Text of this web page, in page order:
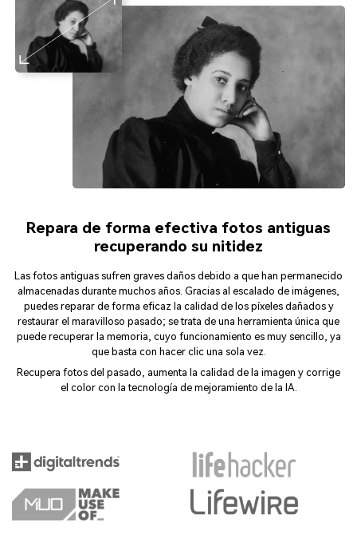
Repara de forma efectiva fotos antiguas
recuperando su nitidez
Las fotos antiguas sufren graves daños debido a que han permanecido
almacenadas durante muchos años. Gracias al escalado de imágenes,
puedes reparar de forma eficaz la calidad de los píxeles dañados y
restaurar el maravilloso pasado; se trata de una herramienta única que
puede recuperar la memoria, cuyo funcionamiento es muy sencillo, ya
que basta con hacer clic una sola vez.
Recupera fotos del pasado, aumenta la calidad de la imagen y corrige
el color con la tecnología de mejoramiento de la IA.